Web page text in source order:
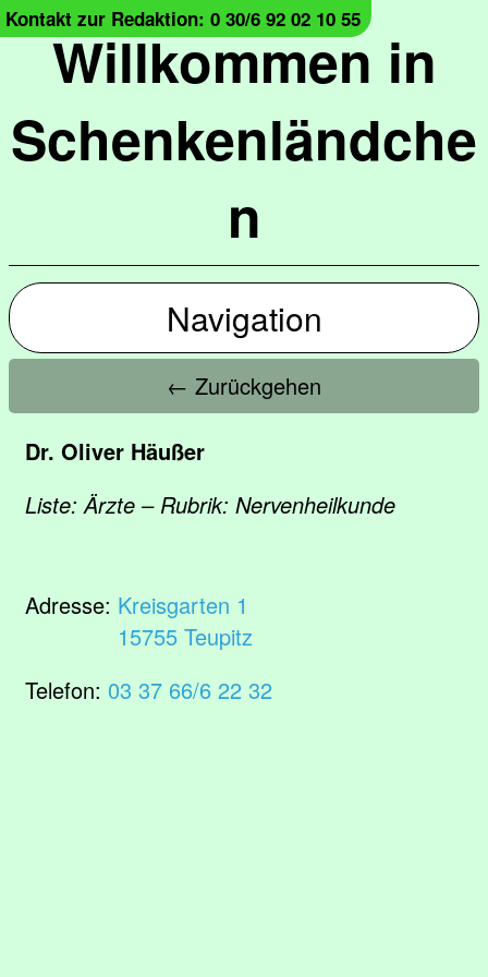
Willkommen in
Schenkenländche
n
Kontakt zur Redaktion: 0 30/6 92 02 10 55
Navigation
← Zurückgehen
Dr. Oliver Häußer
Liste: Ärzte – Rubrik: Nervenheilkunde
Adresse: Kreisgarten 1
15755 Teupitz
Telefon: 03 37 66/6 22 32